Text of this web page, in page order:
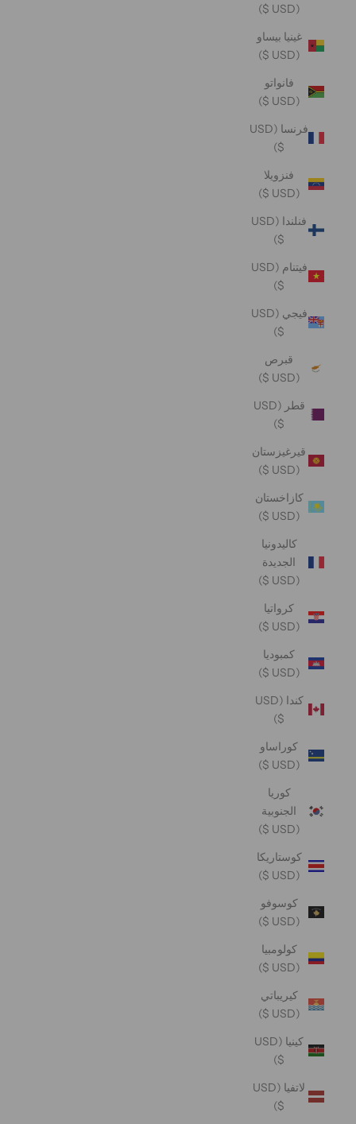
(USD $)
غينيا بيساو
(USD $)
فانواتو
(USD $)
فرنسا (USD
$)
فنزويلا
(USD $)
فنلندا (USD
$)
فيتنام (USD
$)
فيجي (USD
$)
قبرص
(USD $)
قطر (USD
$)
قيرغيزستان
(USD $)
كازاخستان
(USD $)
كاليدونيا
الجديدة
(USD $)
كرواتيا
(USD $)
كمبوديا
(USD $)
كندا (USD
$)
كوراساو
(USD $)
كوريا
الجنوبية
(USD $)
كوستاريكا
(USD $)
كوسوفو
(USD $)
كولومبيا
(USD $)
كيريباتي
(USD $)
كينيا (USD
$)
لاتفيا (USD
$)